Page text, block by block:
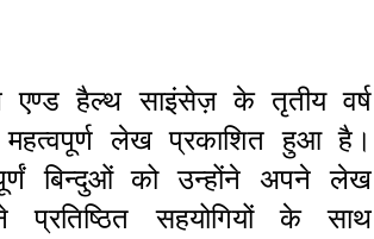
हैल्थ साइंसेज़ के तृतीय वर्ष
लेख प्रकाशित हुआ है।
बिन्दुओं को उन्होंने अपने लेख
सहयोगियों के साथ